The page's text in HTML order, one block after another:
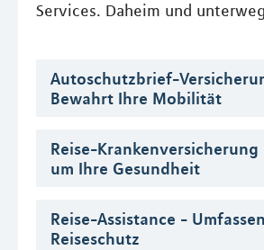
Services. Daheim und
Autoschutzbrief-
Bewahrt Ihre Mobilität
Reise-Krankenversicherung
um Ihre Gesundheit
Reise-Assistance -
Reiseschutz